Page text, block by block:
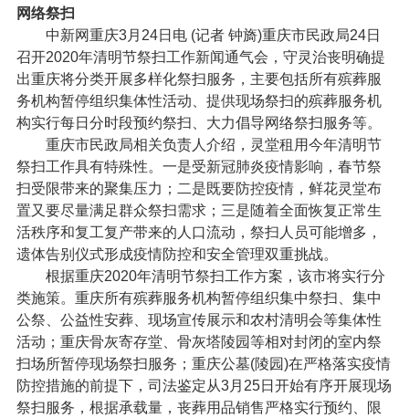
网络祭扫
中新网重庆3月24日电 (记者 钟旖)重庆市民政局24日
召开2020年清明节祭扫工作新闻通气会，守灵治丧明确提
出重庆将分类开展多样化祭扫服务，主要包括所有殡葬服
务机构暂停组织集体性活动、提供现场祭扫的殡葬服务机
构实行每日分时段预约祭扫、大力倡导网络祭扫服务等。
重庆市民政局相关负责人介绍，灵堂租用今年清明节
祭扫工作具有特殊性。一是受新冠肺炎疫情影响，春节祭
扫受限带来的聚集压力；二是既要防控疫情，鲜花灵堂布
置又要尽量满足群众祭扫需求；三是随着全面恢复正常生
活秩序和复工复产带来的人口流动，祭扫人员可能增多，
遗体告别仪式形成疫情防控和安全管理双重挑战。
根据重庆2020年清明节祭扫工作方案，该市将实行分
类施策。重庆所有殡葬服务机构暂停组织集中祭扫、集中
公祭、公益性安葬、现场宣传展示和农村清明会等集体性
活动；重庆骨灰寄存堂、骨灰塔陵园等相对封闭的室内祭
扫场所暂停现场祭扫服务；重庆公墓(陵园)在严格落实疫情
防控措施的前提下，司法鉴定从3月25日开始有序开展现场
祭扫服务，根据承载量，丧葬用品销售严格实行预约、限